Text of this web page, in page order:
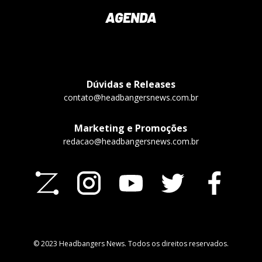
AGENDA
Dúvidas e Releases
contato@headbangersnews.com.br
Marketing e Promoções
redacao@headbangersnews.com.br
© 2023 Headbangers News. Todos os direitos reservados.